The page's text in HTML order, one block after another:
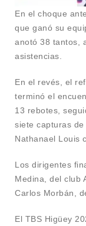
En el choque
que ganó su
anotó 38 tantos,
asistencias.
En el revés, el
terminó el
13 rebotes,
siete capturas de
Nathanael Louis
Los dirigentes
Medina, del club
Carlos Morbán,
El TBS Higüey